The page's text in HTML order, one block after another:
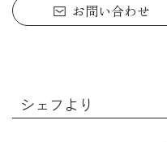
お問い合わせ
シェフより